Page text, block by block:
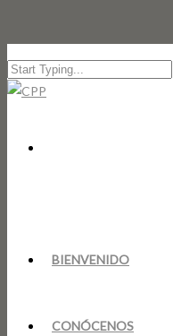
BIENVENIDO
CONÓCENOS